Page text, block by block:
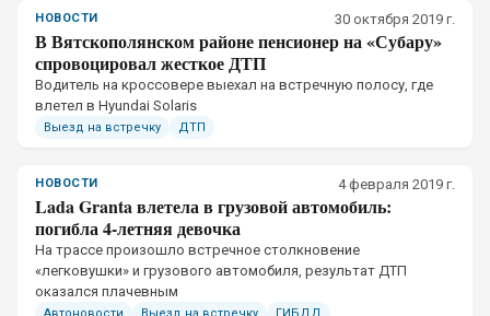
НОВОСТИ 30 октября 2019 г.
В Вятскополянском районе пенсионер на «Субару»
спровоцировал жесткое ДТП
​Водитель на кроссовере выехал на встречную полосу, где
влетел в Hyundai Solaris
Выезд на встречку ДТП
НОВОСТИ 4 февраля 2019 г.
Lada Granta влетела в грузовой автомобиль:
погибла 4-летняя девочка
​На трассе произошло встречное столкновение
«легковушки» и грузового автомобиля, результат ДТП
оказался плачевным